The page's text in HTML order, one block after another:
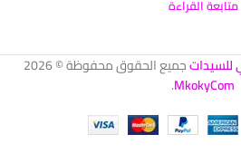
متابعة القراءة
جميع الحقوق محفوظة © 2026
MkokyCom
.